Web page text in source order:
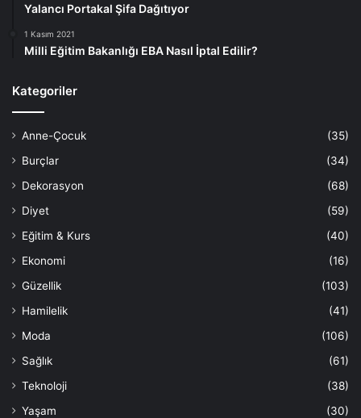
Yalancı Portakal Şifa Dağıtıyor
1 Kasım 2021
Milli Eğitim Bakanlığı EBA Nasıl İptal Edilir?
Kategoriler
Anne-Çocuk
(35)
Burçlar
(34)
Dekorasyon
(68)
Diyet
(59)
Eğitim & Kurs
(40)
Ekonomi
(16)
Güzellik
(103)
Hamilelik
(41)
Moda
(106)
Sağlık
(61)
Teknoloji
(38)
Yaşam
(30)